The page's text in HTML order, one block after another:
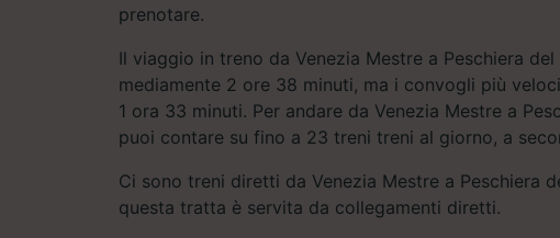
prenotare.
Il viaggio in treno da Venezia Mestre a Peschiera del
mediamente 2 ore 38 minuti, ma i convogli più
1 ora 33 minuti. Per andare da Venezia Mestre a
puoi contare su fino a 23 treni treni al giorno, a
Ci sono treni diretti da Venezia Mestre a Peschiera
questa tratta è servita da collegamenti diretti.